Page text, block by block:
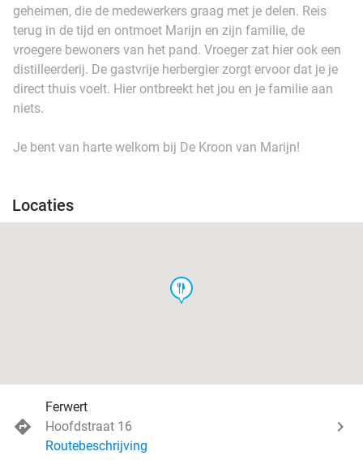
geheimen, die de medewerkers graag met je delen. Reis
terug in de tijd en ontmoet Marijn en zijn familie, de
vroegere bewoners van het pand. Vroeger zat hier ook een
distilleerderij. De gastvrije herbergier zorgt ervoor dat je je
direct thuis voelt. Hier ontbreekt het jou en je familie aan
niets.
Je bent van harte welkom bij De Kroon van Marijn!
Locaties
food
Ferwert
Hoofdstraat 16
Routebeschrijving